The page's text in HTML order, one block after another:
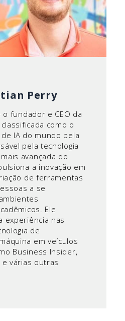
Perry
fundador e CEO da
como o
IA do mundo pela
pela tecnologia
avançada do
a inovação em
de ferramentas
a se
Ele
experiência nas
de
em veículos
Business Insider,
e várias outras